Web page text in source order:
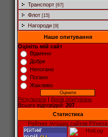
Транспорт [67]
Флот [15]
Нагороди [9]
Наше опитування
Оцініть мій сайт
Відмінно
Добре
Непогано
Погано
Жахливо
Результати | Архів опитувань
Всього відповідей: 207
Статистика
Рейтинг лучших сайтов РУнета